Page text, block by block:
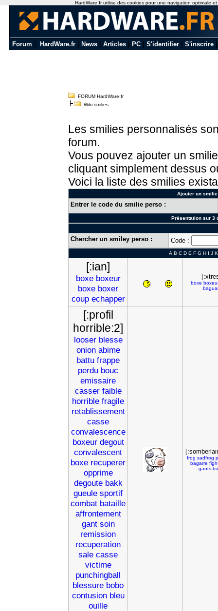
Forum HardWare.fr News Articles PC S'identifier S'inscrire
FORUM HardWare.fr
Wiki smilies
Les smilies personnalisés
forum.
Vous pouvez ajouter un
cliquant simplement dessus
Voici la liste des smilies
Ajouter un
Entrer le code du smilie perso :
Présentation sur 3
Chercher un smiley perso : Code :
A B C D E F G H I J K
[:ian]
boxe boxeur
boxe boxer
coup echapper
boxe
[:profil
horrible:2]
looser blesse
onion abime
battu frappe
perdu bouc
emissaire
casser faible
horrible fragile
retablissement
casse
convalescence
boxeur degout
convalescent
boxe recuperer
opprime
degoute bakk
gueule sportif
combat bataille
affrontement
gant soin
remission
recuperation
sale casse
victime
punchingball
blessure bobo
contusion bleu
ouille
frog sadfrog
bagarre
gants
HardWare.fr utilise des cookies pour une navigation optimale